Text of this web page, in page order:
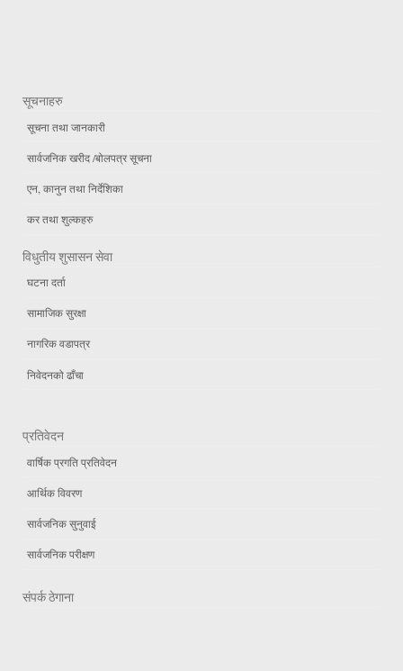
सूचनाहरु
सूचना तथा जानकारी
सार्वजनिक खरीद /बोलपत्र सूचना
एन, कानुन तथा निर्देशिका
कर तथा शुल्कहरु
विधुतीय शुसासन सेवा
घटना दर्ता
सामाजिक सुरक्षा
नागरिक वडापत्र
निवेदनको ढाँचा
प्रतिवेदन
वार्षिक प्रगति प्रतिवेदन
आर्थिक विवरण
सार्वजनिक सुनुवाई
सार्वजनिक परीक्षण
संपर्क ठेगाना